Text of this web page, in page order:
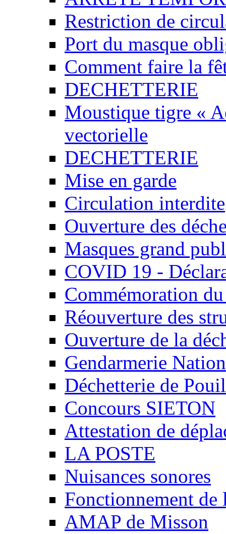
Restriction de
Port du masque
Comment faire la
DECHETTERIE
Moustique tigre «
vectorielle
DECHETTERIE
Mise en garde
Circulation interdite
Ouverture des
Masques grand
COVID 19 -
Commémoration
Réouverture des
Ouverture de la
Gendarmerie
Déchetterie de
Concours SIETON
Attestation de
LA POSTE
Nuisances sonores
Fonctionnement
AMAP de Misson